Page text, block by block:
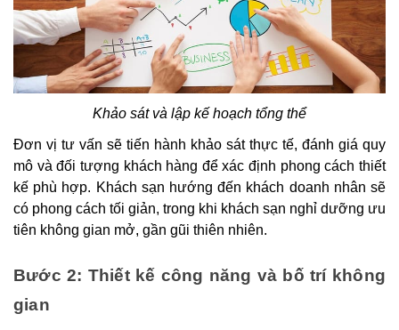
Khảo sát và lập kế hoạch tổng thể
Đơn vị tư vấn sẽ tiến hành khảo sát thực tế, đánh giá quy
mô và đối tượng khách hàng để xác định phong cách thiết
kế phù hợp. Khách sạn hướng đến khách doanh nhân sẽ
có phong cách tối giản, trong khi khách sạn nghỉ dưỡng ưu
tiên không gian mở, gần gũi thiên nhiên.
Bước 2: Thiết kế công năng và bố trí không
gian